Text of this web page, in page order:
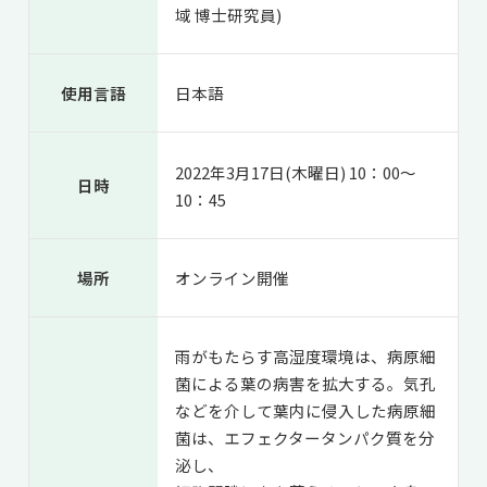
国際学生ワークショップ
教職員の方へ
企業・研究者の方へ
域 博士研究員)
使用言語 日本語
日時
2022年3月17日(木曜日) 10：00～
10：45
場所 オンライン開催
雨がもたらす高湿度環境は、病原細
菌による葉の病害を拡大する。気孔
などを介して葉内に侵入した病原細
菌は、エフェクタータンパク質を分
泌し、